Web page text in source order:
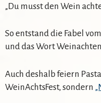
„Du musst den Wein
So entstand die Fabel
und das Wort
Auch deshalb feiern
WeinAchtsFest, sondern